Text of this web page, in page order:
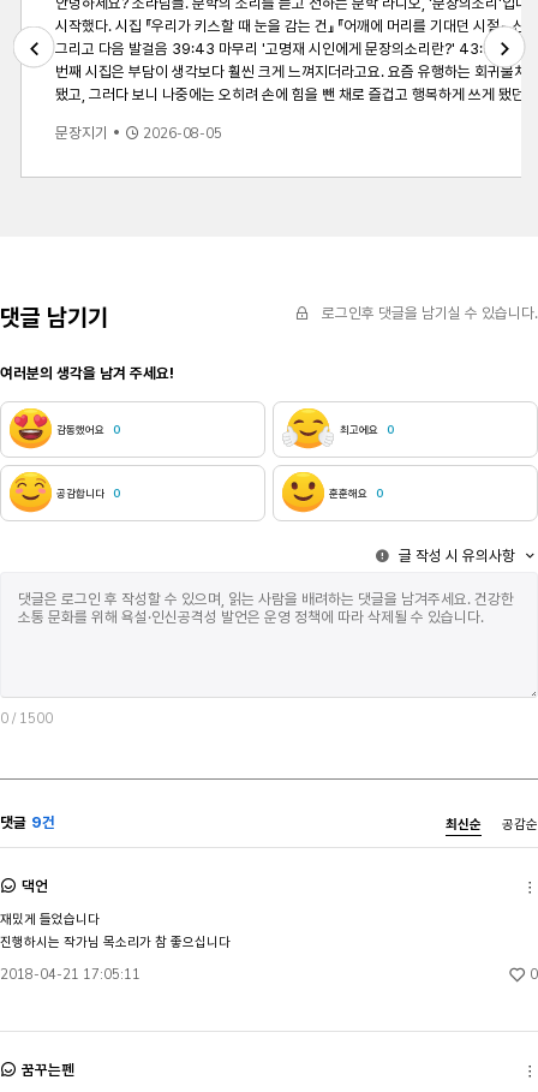
Previous
시작했다. 시집 『우리가 키스할 때 눈을 감는 건』 『어깨에 머리를 기대던 시절』, 산문집 『너무 보고플 땐 눈이 온다』 등이 있다. [방송내용] 00:00 오프닝 '미니 픽션 - 소리와 문장 다섯 번째 이야기' 00:53 어깨가 커진 오늘의 손님, 고명재 시인 02:15 part 1. 4년 만의 새 시
그리고 다음 발걸음 39:43 마무리 '고명재 시인에게 문장의소리란?' 43:57 끝인사 [주요내용] Q1. 4년 만에 나온 시집이에요. 지금의 흐름으로 보면 오래 걸렸다고 볼 수 있는데, 어떤 마음으로 작업하신 시집일까요? A. 고명재 시인 : 이번 시집이 4년 만인데요. 사실 빨리 내고 싶지가 않았던 것 같아요. 제가 원래 좀 더디기도 했고, 편수도 생각보다 많지 않았어요. 저는 되게 과작이거든요. 느리고 빨리 쓰지도 못
번째 시집은 부담이 생각보다 훨씬 크게 느껴지더라고요. 요즘 유행하는 회귀물처럼 삶의 형식을 다시 살아내는 느낌이 들었어요. '이번엔 좀 똑바로 살아야지' 하는 마음이요. 주변에 자문을 많이 구
됐고, 그러다 보니 나중에는 오히려 손에 힘을 뺀 채로 즐겁고 행복하게 쓰게 됐던 것 같아요. Q2. 작가님의 시집은 몸과 몸이 접촉하는 느낌의 제목들인데요. 『어깨에 머리를 기대던 시절』이란 제목에 어떤 마음을 담으셨나요? A. 고명재 시인 : 예전부터 저는 신체 부위 중에 어깨를 되게 좋아했거든요. 근데 이제 글을 쓰면서 예전에도 많이 생각을 했는데 인간한테 있는 몇 안 되는 '처
문장지기 2026-08-05
Next
댓글 남기기 로그인후 댓글을 남기실 수 있습니다.
여러분의 생각을 남겨 주세요!
감동했어요 0 최고에요 0
공감합니다 0 훈훈해요 0
글 작성 시 유의사항
0 / 1500
댓글 9건 최신순 공감순
댁언
재밌게 들었습니다
진행하시는 작가님 목소리가 참 좋으십니다
2018-04-21 17:05:11 0
꿈꾸는펜